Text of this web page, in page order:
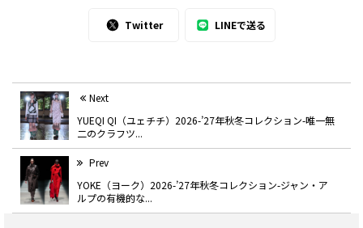
Twitter LINEで送る
Next
YUEQI QI（ユェチチ）2026-’27年秋冬コレクション-唯一無
二のクラフツ...
Prev
YOKE（ヨーク）2026-’27年秋冬コレクション-ジャン・ア
ルプの有機的な...